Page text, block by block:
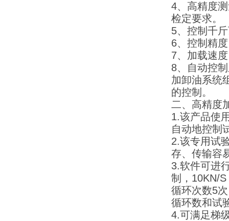
4、高精度
检定要求。
5、控制千
6、控制精
7、加载速
8、自动控
加卸油系统
的控制。
二、高精度
1.该产品使
自动地控制
2.该专用试
存、传输容
3.软件可进
制，10KN/
循环次数5
循环数和试
4.可满足梯